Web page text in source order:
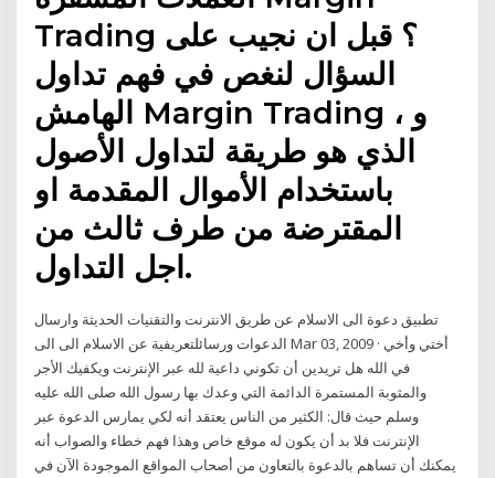
Trading ؟ قبل ان نجيب على
السؤال لنغص في فهم تداول
الهامش Margin Trading ، و
الذي هو طريقة لتداول الأصول
باستخدام الأموال المقدمة او
المقترضة من طرف ثالث من
اجل التداول.
تطبيق دعوة الى الاسلام عن طريق الانترنت والتقنيات الحديثة وارسال
الدعوات ورسائلتعريفية عن الاسلام الى الى Mar 03, 2009 · أختي وأخي
في الله هل تريدين أن تكوني داعية لله عبر الإنترنت ويكفيك الأجر
والمثوبة المستمرة الدائمة التي وعدك بها رسول الله صلى الله عليه
وسلم حيث قال: الكثير من الناس يعتقد أنه لكي يمارس الدعوة عبر
الإنترنت فلا بد أن يكون له موقع خاص وهذا فهم خطاء والصواب أنه
يمكنك أن تساهم بالدعوة بالتعاون من أصحاب المواقع الموجودة الآن في